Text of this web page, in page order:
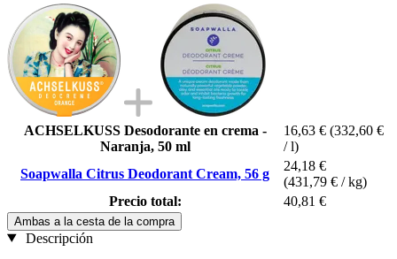
ACHSELKUSS Desodorante en crema -
Naranja, 50 ml
16,63 € (332,60 €
/ l)
Soapwalla Citrus Deodorant Cream, 56 g
24,18 €
(431,79 € / kg)
Precio total:
40,81 €
Ambas a la cesta de la compra
Descripción